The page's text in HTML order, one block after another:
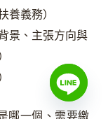
養義務）
景、主張方向與
哪一個、需要繳